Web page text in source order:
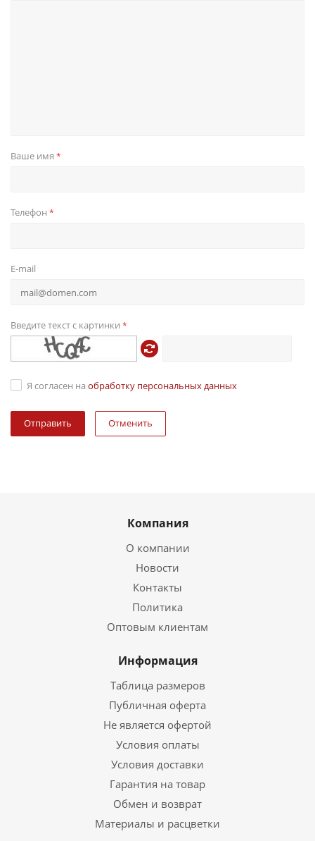
Ваше имя *
Телефон *
E-mail
Введите текст с картинки *
Я согласен на обработку персональных данных
Отменить
Компания
О компании
Новости
Контакты
Политика
Оптовым клиентам
Информация
Таблица размеров
Публичная оферта
Не является офертой
Условия оплаты
Условия доставки
Гарантия на товар
Обмен и возврат
Материалы и расцветки